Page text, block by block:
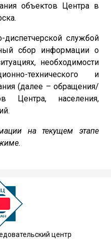
объектов Центра в
службой
сбор информации о
необходимости
технического и
(далее – обращения/
Центра, населения,
на текущем этапе
центр